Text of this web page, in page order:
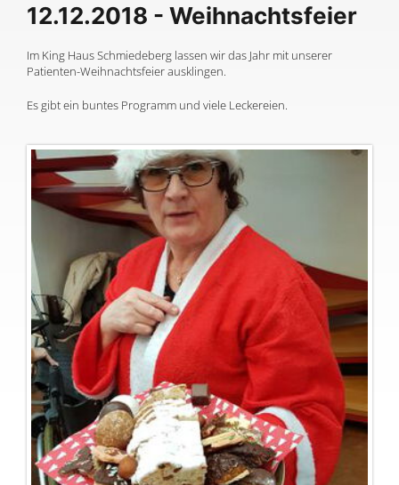
12.12.2018 - Weihnachtsfeier
Im King Haus Schmiedeberg lassen wir das Jahr mit unserer
Patienten-Weihnachtsfeier ausklingen.
Es gibt ein buntes Programm und viele Leckereien.